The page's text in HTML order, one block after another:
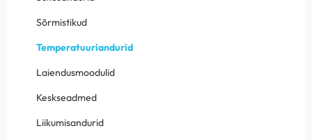
Sõrmistikud
Temperatuuriandurid
Laiendusmoodulid
Keskseadmed
Liikumisandurid